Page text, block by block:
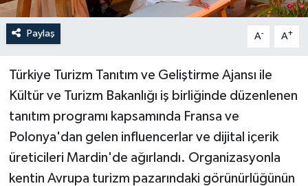
Paylaş A- A+
Türkiye Turizm Tanıtım ve Geliştirme Ajansı ile
Kültür ve Turizm Bakanlığı iş birliğinde düzenlenen
tanıtım programı kapsamında Fransa ve
Polonya'dan gelen influencerlar ve dijital içerik
üreticileri Mardin'de ağırlandı. Organizasyonla
kentin Avrupa turizm pazarındaki görünürlüğünün